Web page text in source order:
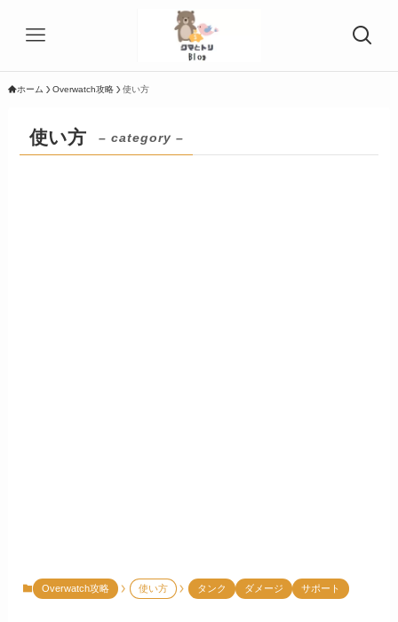
ホーム Overwatch攻略 使い方
使い方 – category –
Overwatch攻略 使い方 タンク ダメージ サポート